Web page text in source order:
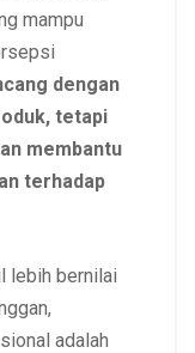
mampu
dengan
tetapi
membantu
terhadap
lebih bernilai
adalah